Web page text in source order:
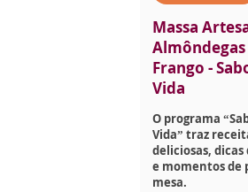
Massa
Frango -
Vida
O programa
Vida” traz
deliciosas,
e momentos de
mesa.